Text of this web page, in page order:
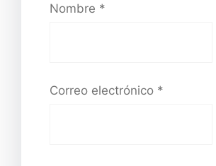
Nombre *
Correo electrónico *